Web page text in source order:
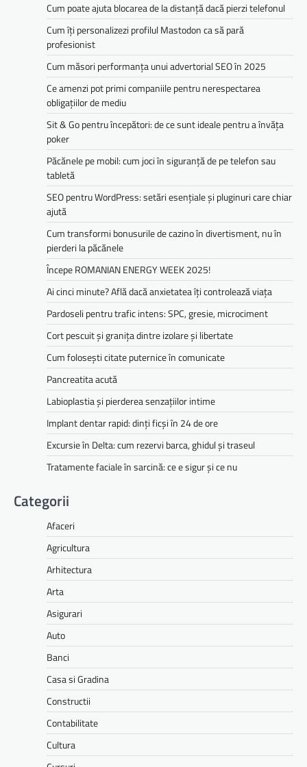
Cum poate ajuta blocarea de la distanță dacă pierzi telefonul
Cum îți personalizezi profilul Mastodon ca să pară
profesionist
Cum măsori performanța unui advertorial SEO în 2025
Ce amenzi pot primi companiile pentru nerespectarea
obligațiilor de mediu­­
Sit & Go pentru începători: de ce sunt ideale pentru a învăța
poker
Păcănele pe mobil: cum joci în siguranță de pe telefon sau
tabletă
SEO pentru WordPress: setări esențiale și pluginuri care chiar
ajută
Cum transformi bonusurile de cazino în divertisment, nu în
pierderi la păcănele
Începe ROMANIAN ENERGY WEEK 2025!
Ai cinci minute? Află dacă anxietatea îți controlează viața
Pardoseli pentru trafic intens: SPC, gresie, microciment
Cort pescuit și granița dintre izolare și libertate
Cum folosești citate puternice în comunicate
Pancreatita acută
Labioplastia și pierderea senzațiilor intime
Implant dentar rapid: dinți ficși în 24 de ore
Excursie în Delta: cum rezervi barca, ghidul și traseul
Tratamente faciale în sarcină: ce e sigur și ce nu
Categorii
Afaceri
Agricultura
Arhitectura
Arta
Asigurari
Auto
Banci
Casa si Gradina
Constructii
Contabilitate
Cultura